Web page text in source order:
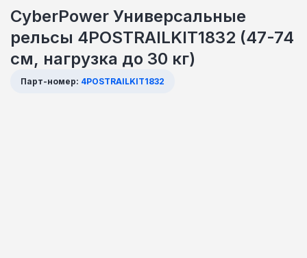
CyberPower Универсальные
рельсы 4POSTRAILKIT1832 (47-74
см, нагрузка до 30 кг)
Парт-номер: 4POSTRAILKIT1832